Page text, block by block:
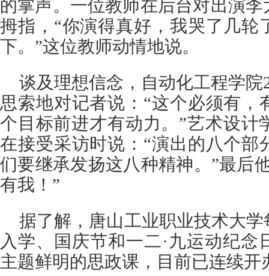
的掌声。一位教师在后台对出演
拇指，“你演得真好，我哭了几轮
下。”这位教师动情地说。
谈及理想信念，自动化工程学
思索地对记者说：“这个必须有，
个目标前进才有动力。”艺术设计
在接受采访时说：“演出的八个部
们要继承发扬这八种精神。”最后
有我！”
据了解，唐山工业职业技术大
入学、国庆节和一二·九运动纪念
主题鲜明的思政课，目前已连续开